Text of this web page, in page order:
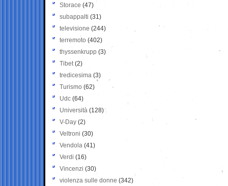
Storace (47)
subappalti (31)
televisione(244)
terremoto (402)
thyssenkrupp (3)
Tibet(2)
tredicesima (3)
Turismo (62)
Udc (64)
Università (128)
V-Day (2)
Veltroni (30)
Vendola (41)
Verdi (16)
Vincenzi (30)
violenza sulle donne (342)